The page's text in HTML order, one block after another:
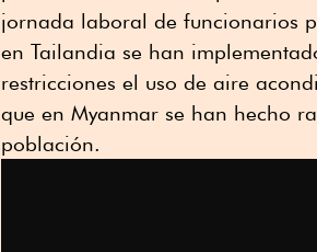
jornada laboral de funcionarios
en Tailandia se han
restricciones el uso de aire
que en Myanmar se han hecho
población.